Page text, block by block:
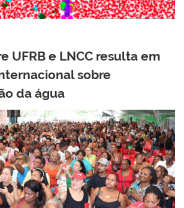
UFRB e LNCC resulta em
sobre
da água